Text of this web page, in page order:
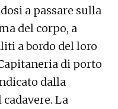
a passare sulla
del corpo, a
a bordo del loro
di porto
dalla
La